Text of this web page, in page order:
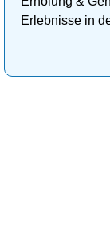
Erlebnisse in